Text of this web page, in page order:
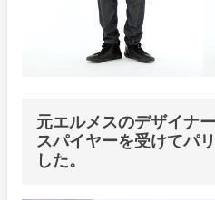
元エルメスのデザイナ
スパイヤーを受けてパ
した。